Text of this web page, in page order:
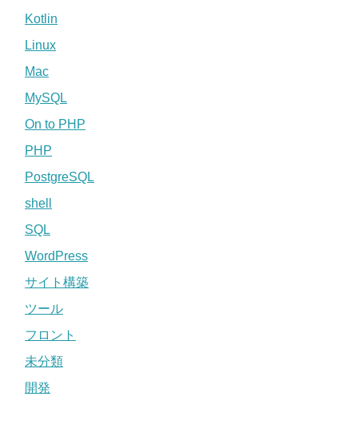
Kotlin
Linux
Mac
MySQL
On to PHP
PHP
PostgreSQL
shell
SQL
WordPress
サイト構築
ツール
フロント
未分類
開発